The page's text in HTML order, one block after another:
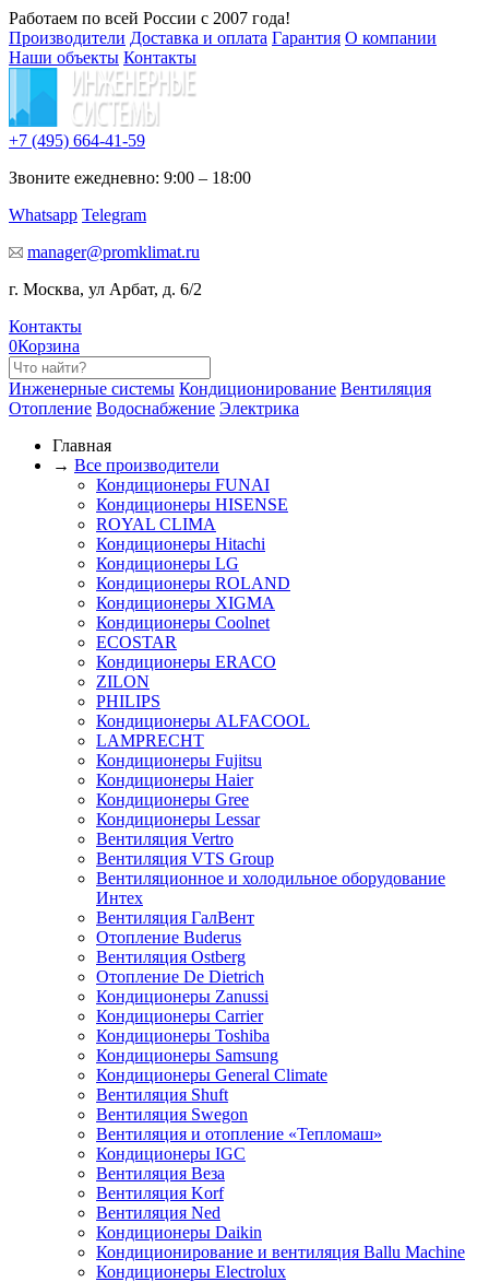
Работаем по всей России с 2007 года!
Производители Доставка и оплата Гарантия О компании
Наши объекты Контакты
+7 (495) 664-41-59
Звоните ежедневно: 9:00 – 18:00
Whatsapp Telegram
manager@promklimat.ru
г. Москва, ул Арбат, д. 6/2
Контакты
0Корзина
Инженерные системы Кондиционирование Вентиляция
Отопление Водоснабжение Электрика
Главная
→ Все производители
Кондиционеры FUNAI
Кондиционеры HISENSE
ROYAL CLIMA
Кондиционеры Hitachi
Кондиционеры LG
Кондиционеры ROLAND
Кондиционеры XIGMA
Кондиционеры Coolnet
ECOSTAR
Кондиционеры ERACO
ZILON
PHILIPS
Кондиционеры ALFACOOL
LAMPRECHT
Кондиционеры Fujitsu
Кондиционеры Haier
Кондиционеры Gree
Кондиционеры Lessar
Вентиляция Vertro
Вентиляция VTS Group
Вентиляционное и холодильное оборудование
Интех
Вентиляция ГалВент
Отопление Buderus
Вентиляция Ostberg
Отопление De Dietrich
Кондиционеры Zanussi
Кондиционеры Carrier
Кондиционеры Toshiba
Кондиционеры Samsung
Кондиционеры General Climate
Вентиляция Shuft
Вентиляция Swegon
Вентиляция и отопление «Тепломаш»
Кондиционеры IGC
Вентиляция Веза
Вентиляция Korf
Вентиляция Ned
Кондиционеры Daikin
Кондиционирование и вентиляция Ballu Machine
Кондиционеры Electrolux